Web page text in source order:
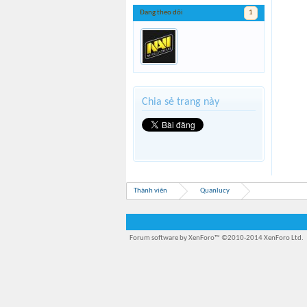
Đang theo dõi 1
Chia sẻ trang này
Thành viên Quanlucy
Forum software by XenForo™ ©2010-2014 XenForo Ltd.